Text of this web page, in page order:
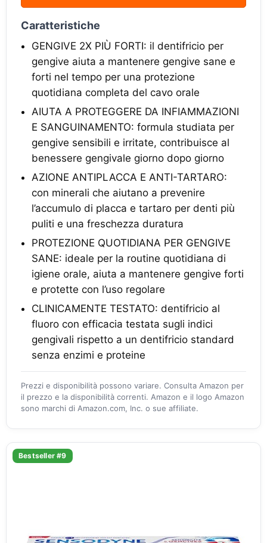
Caratteristiche
GENGIVE 2X PIÙ FORTI: il dentifricio per
gengive aiuta a mantenere gengive sane e
forti nel tempo per una protezione
quotidiana completa del cavo orale
AIUTA A PROTEGGERE DA INFIAMMAZIONI
E SANGUINAMENTO: formula studiata per
gengive sensibili e irritate, contribuisce al
benessere gengivale giorno dopo giorno
AZIONE ANTIPLACCA E ANTI-TARTARO:
con minerali che aiutano a prevenire
l’accumulo di placca e tartaro per denti più
puliti e una freschezza duratura
PROTEZIONE QUOTIDIANA PER GENGIVE
SANE: ideale per la routine quotidiana di
igiene orale, aiuta a mantenere gengive forti
e protette con l’uso regolare
CLINICAMENTE TESTATO: dentifricio al
fluoro con efficacia testata sugli indici
gengivali rispetto a un dentifricio standard
senza enzimi e proteine
Prezzi e disponibilità possono variare. Consulta Amazon per
il prezzo e la disponibilità correnti. Amazon e il logo Amazon
sono marchi di Amazon.com, Inc. o sue affiliate.
Bestseller #9